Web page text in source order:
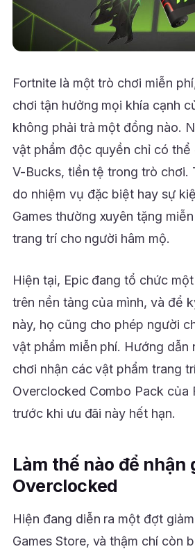
Fortnite là một trò chơi miễn
chơi tận hưởng mọi khía cạnh
không phải trả một đồng nào.
vật phẩm độc quyền chỉ có thể
V-Bucks, tiền tệ trong trò chơi.
do nhiệm vụ đặc biệt hay sự
Games thường xuyên tặng
trang trí cho người hâm mộ.
Hiện tại, Epic đang tổ chức
trên nền tảng của mình, và để
này, họ cũng cho phép người
vật phẩm miễn phí. Hướng dẫn
chơi nhận các vật phẩm trang
Overclocked Combo Pack của
trước khi ưu đãi này hết hạn.
Làm thế nào để nhận
Overclocked
Hiện đang diễn ra một đợt
Games Store, và thậm chí còn